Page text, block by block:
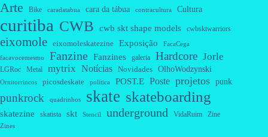
Arte Bike caradatabua cara da tábua contracultura Cultura
curitiba CWB cwb skt shape models cwbsktwarriors
eixomole eixomoleskatezine Exposição FacaCega
facavocemesmo Fanzine Fanzines galeria Hardcore Jorle
LGRoc Metal mytrix Notícias Novidades OlhoWodzynski
Ornitorrincos picosdeskate política POST.E Poste projetos punk
punkrock quadrinhos skate skateboarding
skatezine skatista skt Stencil underground VidaRuim Zine
Zines